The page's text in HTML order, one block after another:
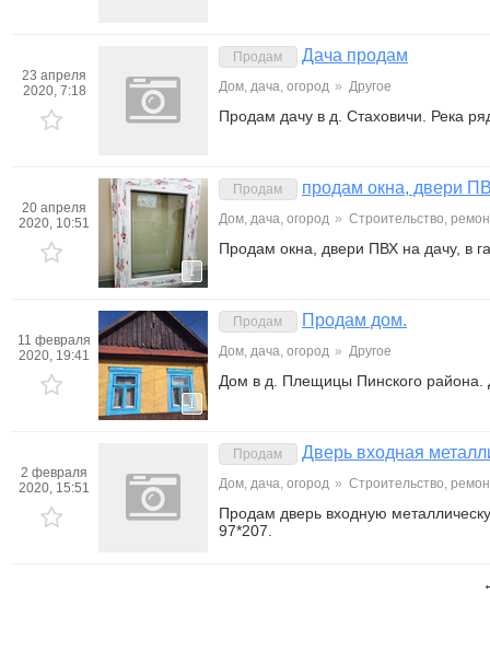
23 апреля
2020, 7:18
Продам Дача продам
Дом, дача, огород » Другое
Продам дачу в д. Стаховичи. Река
20 апреля
2020, 10:51
1
Продам продам окна, двери
Дом, дача, огород » Строительство,
Продам окна, двери ПВХ на дачу, в
11 февраля
2020, 19:41
1
Продам Продам дом.
Дом, дача, огород » Другое
Дом в д. Плещицы Пинского
2 февраля
2020, 15:51
Продам Дверь входная
Дом, дача, огород » Строительство,
Продам дверь входную
97*207.